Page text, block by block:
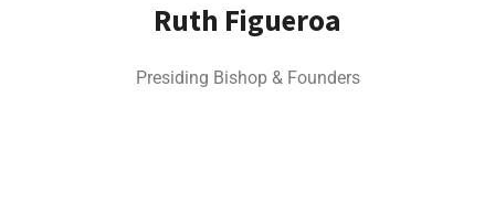
Ruth Figueroa
Presiding Bishop & Founders